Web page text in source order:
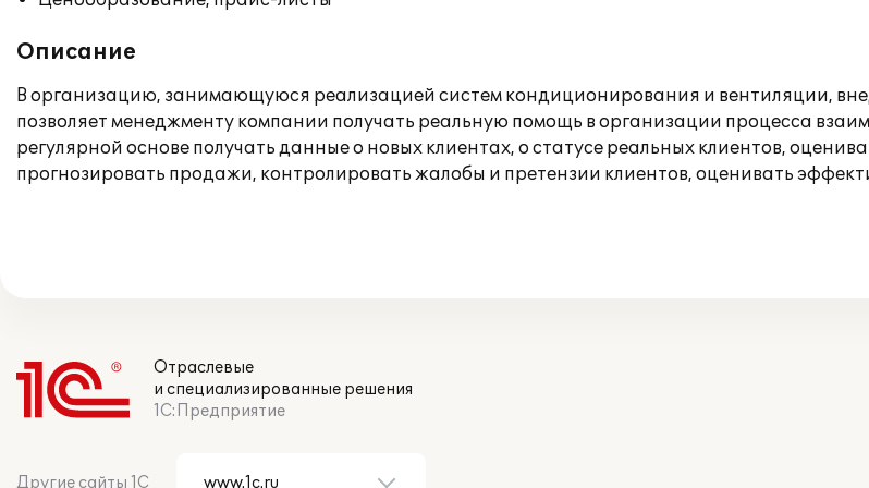
Описание
В организацию, занимающуюся реализацией систем кондиционирования и вентиляции,
позволяет менеджменту компании получать реальную помощь в организации процесса
регулярной основе получать данные о новых клиентах, о статусе реальных клиентов,
прогнозировать продажи, контролировать жалобы и претензии клиентов, оценивать
Отраслевые
и специализированные решения
1С:Предприятие
Другие сайты 1С